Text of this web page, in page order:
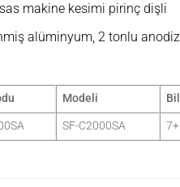
makine kesimi pirinç dişli
alüminyum, 2 tonlu
Modeli
SF-C2000SA